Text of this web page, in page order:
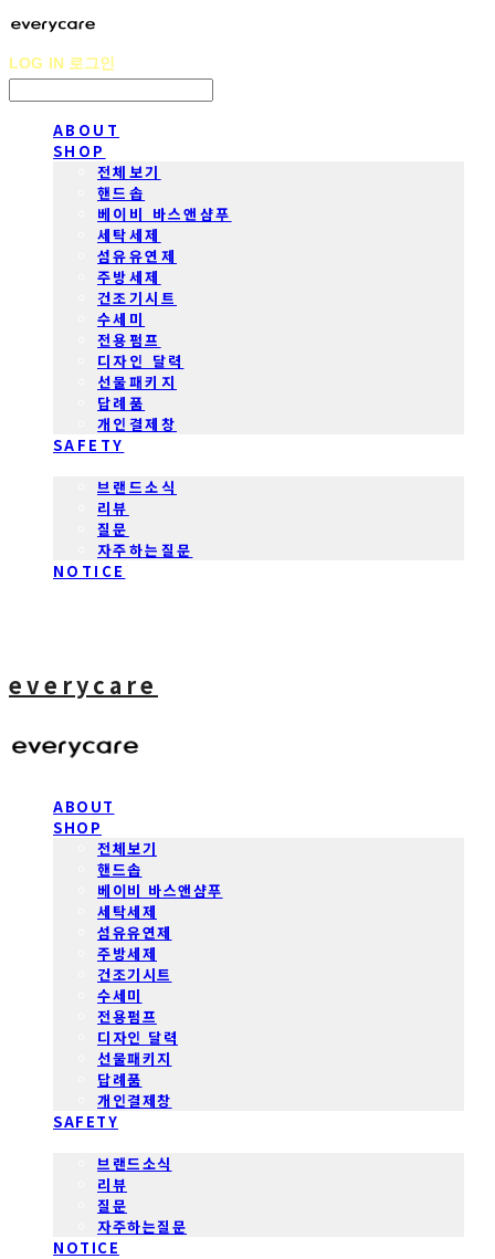
LOG IN 로그인
ABOUT
SHOP
전체보기
핸드솝
베이비 바스앤샴푸
세탁세제
섬유유연제
주방세제
건조기시트
수세미
전용펌프
디자인 달력
선물패키지
답례품
개인결제창
SAFETY
브랜드소식
리뷰
질문
자주하는질문
NOTICE
everycare
ABOUT
SHOP
전체보기
핸드솝
베이비 바스앤샴푸
세탁세제
섬유유연제
주방세제
건조기시트
수세미
전용펌프
디자인 달력
선물패키지
답례품
개인결제창
SAFETY
브랜드소식
리뷰
질문
자주하는질문
NOTICE